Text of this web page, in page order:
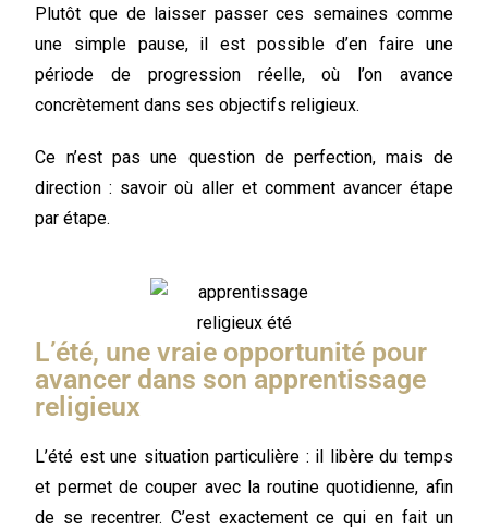
Plutôt que de laisser passer ces semaines comme
une simple pause, il est possible d’en faire une
période de progression réelle, où l’on avance
concrètement dans ses objectifs religieux.
Ce n’est pas une question de perfection, mais de
direction : savoir où aller et comment avancer étape
par étape.
L’été, une vraie opportunité pour
avancer dans son apprentissage
religieux
L’été est une situation particulière : il libère du temps
et permet de couper avec la routine quotidienne, afin
de se recentrer. C’est exactement ce qui en fait un